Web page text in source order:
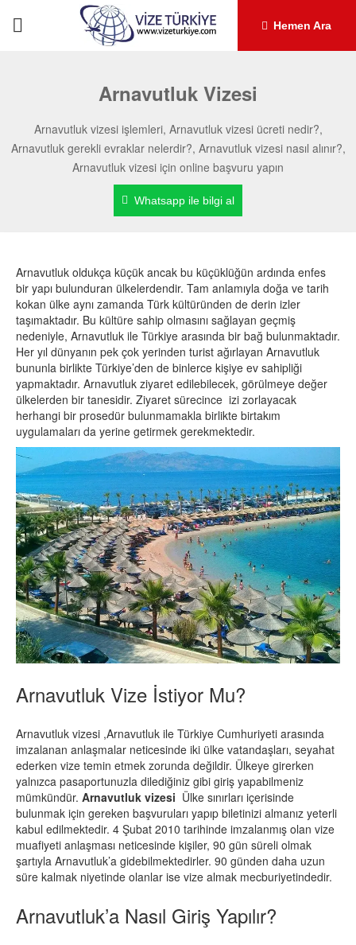
Hemen Ara
Arnavutluk Vizesi
Arnavutluk vizesi işlemleri, Arnavutluk vizesi ücreti nedir?,
Arnavutluk gerekli evraklar nelerdir?, Arnavutluk vizesi nasıl alınır?,
Arnavutluk vizesi için online başvuru yapın
Whatsapp ile bilgi al
Arnavutluk oldukça küçük ancak bu küçüklüğün ardında enfes
bir yapı bulunduran ülkelerdendir. Tam anlamıyla doğa ve tarih
kokan ülke aynı zamanda Türk kültüründen de derin izler
taşımaktadır. Bu kültüre sahip olmasını sağlayan geçmiş
nedeniyle, Arnavutluk ile Türkiye arasında bir bağ bulunmaktadır.
Her yıl dünyanın pek çok yerinden turist ağırlayan Arnavutluk
bununla birlikte Türkiye’den de binlerce kişiye ev sahipliği
yapmaktadır. Arnavutluk ziyaret edilebilecek, görülmeye değer
ülkelerden bir tanesidir. Ziyaret sürecince izi zorlayacak
herhangi bir prosedür bulunmamakla birlikte birtakım
uygulamaları da yerine getirmek gerekmektedir.
Arnavutluk Vize İstiyor Mu?
Arnavutluk vizesi ,Arnavutluk ile Türkiye Cumhuriyeti arasında
imzalanan anlaşmalar neticesinde iki ülke vatandaşları, seyahat
ederken vize temin etmek zorunda değildir. Ülkeye girerken
yalnızca pasaportunuzla dilediğiniz gibi giriş yapabilmeniz
mümkündür. Arnavutluk vizesi Ülke sınırları içerisinde
bulunmak için gereken başvuruları yapıp biletinizi almanız yeterli
kabul edilmektedir. 4 Şubat 2010 tarihinde imzalanmış olan vize
muafiyeti anlaşması neticesinde kişiler, 90 gün süreli olmak
şartıyla Arnavutluk’a gidebilmektedirler. 90 günden daha uzun
süre kalmak niyetinde olanlar ise vize almak mecburiyetindedir.
Arnavutluk’a Nasıl Giriş Yapılır?